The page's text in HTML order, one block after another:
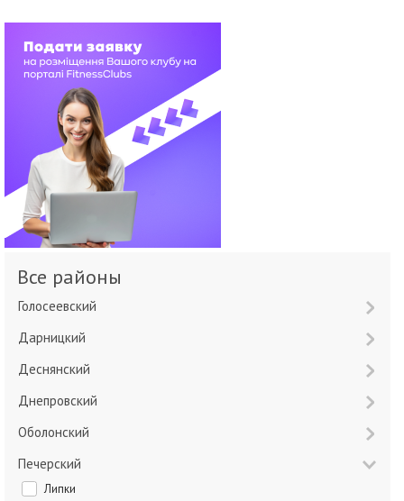
Все районы
Голосеевский
Дарницкий
Деснянский
Днепровский
Оболонский
Печерский
Липки